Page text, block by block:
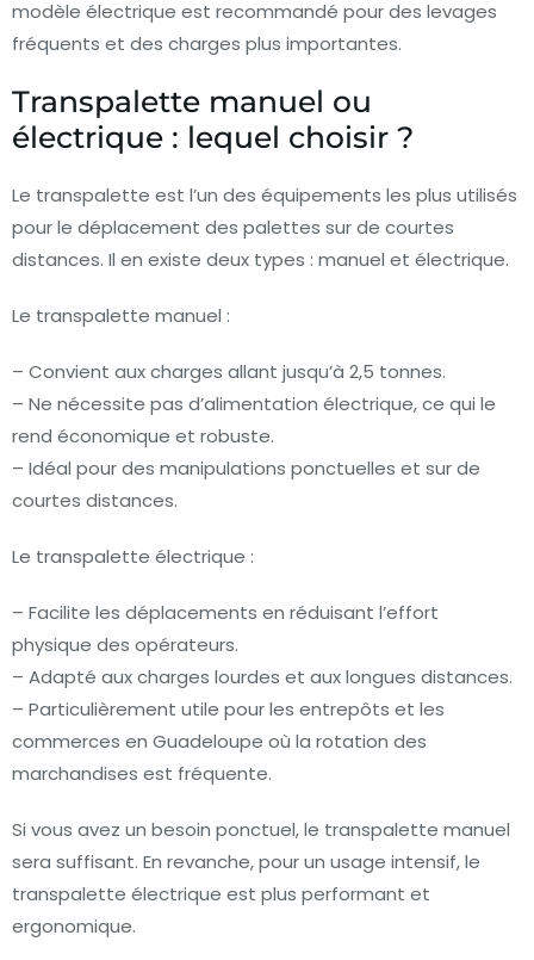
modèle électrique est recommandé pour des levages
fréquents et des charges plus importantes.
Transpalette manuel ou
électrique : lequel choisir ?
Le transpalette est l’un des équipements les plus utilisés
pour le déplacement des palettes sur de courtes
distances. Il en existe deux types : manuel et électrique.
Le transpalette manuel :
– Convient aux charges allant jusqu’à 2,5 tonnes.
– Ne nécessite pas d’alimentation électrique, ce qui le
rend économique et robuste.
– Idéal pour des manipulations ponctuelles et sur de
courtes distances.
Le transpalette électrique :
– Facilite les déplacements en réduisant l’effort
physique des opérateurs.
– Adapté aux charges lourdes et aux longues distances.
– Particulièrement utile pour les entrepôts et les
commerces en Guadeloupe où la rotation des
marchandises est fréquente.
Si vous avez un besoin ponctuel, le transpalette manuel
sera suffisant. En revanche, pour un usage intensif, le
transpalette électrique est plus performant et
ergonomique.